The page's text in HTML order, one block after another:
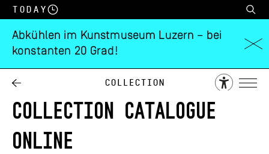
Today
Abkühlen im Kunstmuseum Luzern – bei
konstanten 20 Grad!
Collection
COLLECTION CATALOGUE
ONLINE